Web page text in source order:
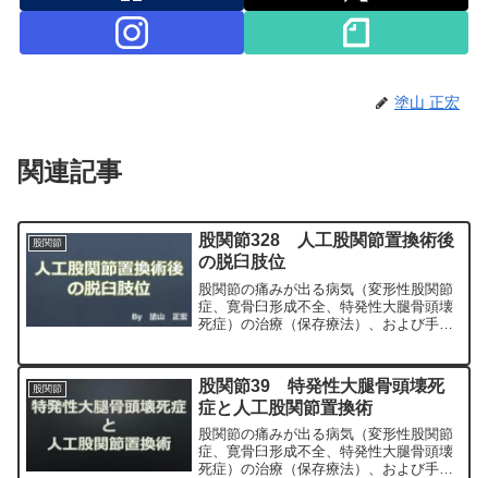
塗山 正宏
関連記事
股関節
股関節328 人工股関節置換術後
の脱臼肢位
股関節の痛みが出る病気（変形性股関節
症、寛骨臼形成不全、特発性大腿骨頭壊
死症）の治療（保存療法）、および手術
科専門医（人工関節手術を専門）の塗山
正宏が色々と説明します。
股関節
股関節39 特発性大腿骨頭壊死
症と人工股関節置換術
股関節の痛みが出る病気（変形性股関節
症、寛骨臼形成不全、特発性大腿骨頭壊
死症）の治療（保存療法）、および手術